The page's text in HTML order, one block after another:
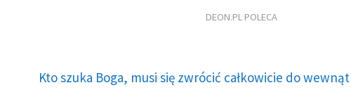
DEON.PL POLECA
Kto szuka Boga, musi się zwrócić całkowicie do